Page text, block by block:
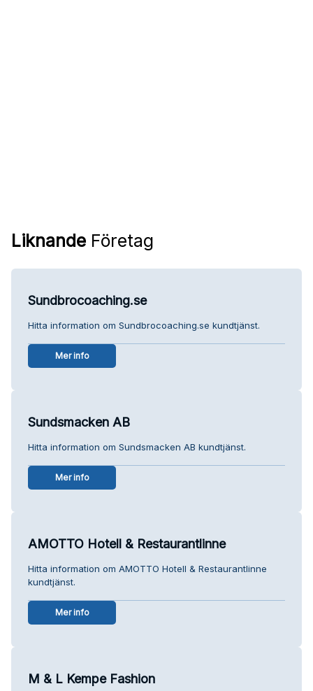
Liknande Företag
Sundbrocoaching.se
Hitta information om Sundbrocoaching.se kundtjänst.
Mer info
Sundsmacken AB
Hitta information om Sundsmacken AB kundtjänst.
Mer info
AMOTTO Hotell & Restaurantlinne
Hitta information om AMOTTO Hotell & Restaurantlinne
kundtjänst.
Mer info
M & L Kempe Fashion